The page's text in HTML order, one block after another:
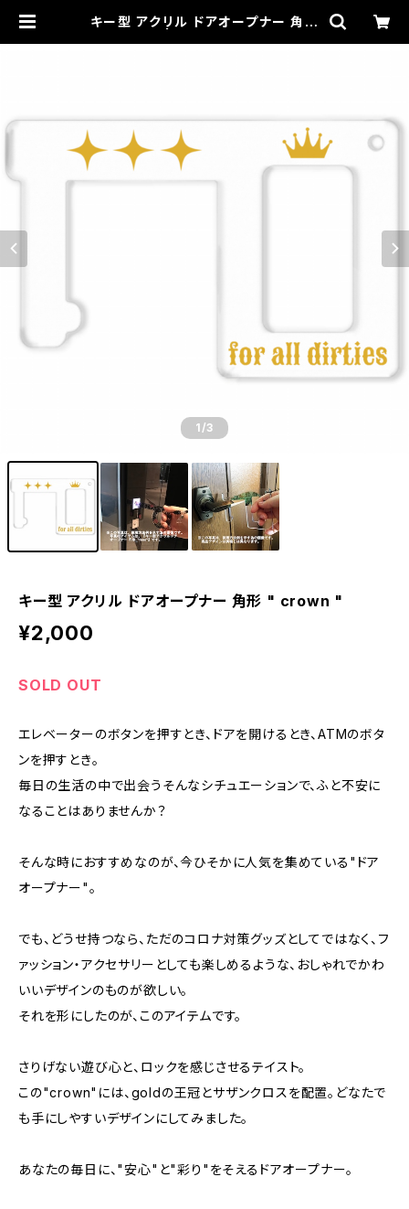
キー型 アクリル ドアオープナー 角形
1/3
キー型 アクリル ドアオープナー 角形 " crown "
¥2,000
SOLD OUT
エレベーターのボタンを押すとき、ドアを開けるとき、ATMのボタ
ンを押すとき。
毎日の生活の中で出会うそんなシチュエーションで、ふと不安に
なることはありませんか？
そんな時におすすめなのが、今ひそかに人気を集めている"ドア
オープナー"。
でも、どうせ持つなら、ただのコロナ対策グッズとしてではなく、フ
ァッション・アクセサリーとしても楽しめるような、おしゃれでかわ
いいデザインのものが欲しい。
それを形にしたのが、このアイテムです。
さりげない遊び心と、ロックを感じさせるテイスト。
この"crown"には、goldの王冠とサザンクロスを配置。どなたで
も手にしやすいデザインにしてみました。
あなたの毎日に、"安心"と"彩り"をそえるドアオープナー。